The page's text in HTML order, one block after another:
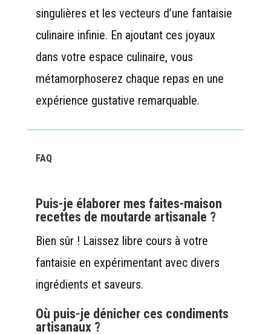
singulières et les vecteurs d’une fantaisie
culinaire infinie. En ajoutant ces joyaux
dans votre espace culinaire, vous
métamorphoserez chaque repas en une
expérience gustative remarquable.
FAQ
Puis-je élaborer mes faites-maison
recettes de moutarde artisanale ?
Bien sûr ! Laissez libre cours à votre
fantaisie en expérimentant avec divers
ingrédients et saveurs.
Où puis-je dénicher ces condiments
artisanaux ?